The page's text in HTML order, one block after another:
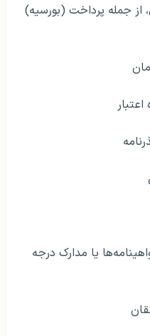
از جمله پرداخت (بورسیه)
یا مدارک درجه